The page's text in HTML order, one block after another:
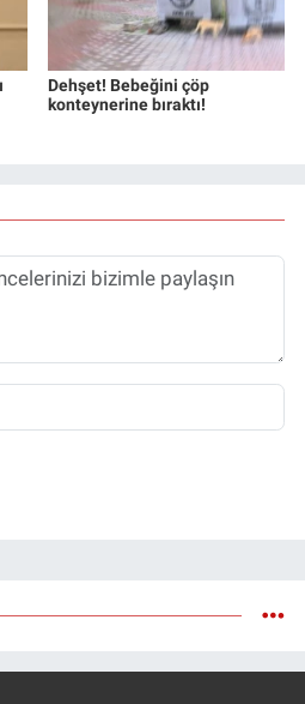
Dehşet! Bebeğini çöp
konteynerine bıraktı!